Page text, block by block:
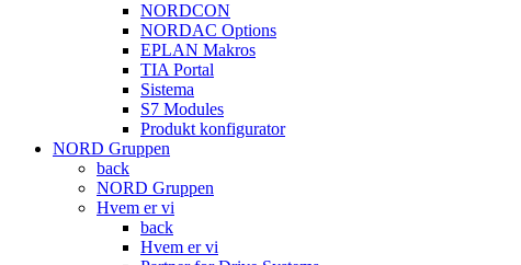
NORDCON
NORDAC Options
EPLAN Makros
TIA Portal
Sistema
S7 Modules
Produkt konfigurator
NORD Gruppen
back
NORD Gruppen
Hvem er vi
back
Hvem er vi